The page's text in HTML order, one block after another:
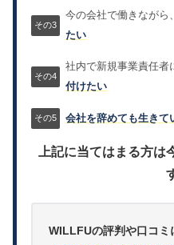
今の会社で働きながら、
たい
社内で新規事業責任者
付けたい
会社を辞めても生きて
上記に当てはまる方
WILLFUの評判や口コミ